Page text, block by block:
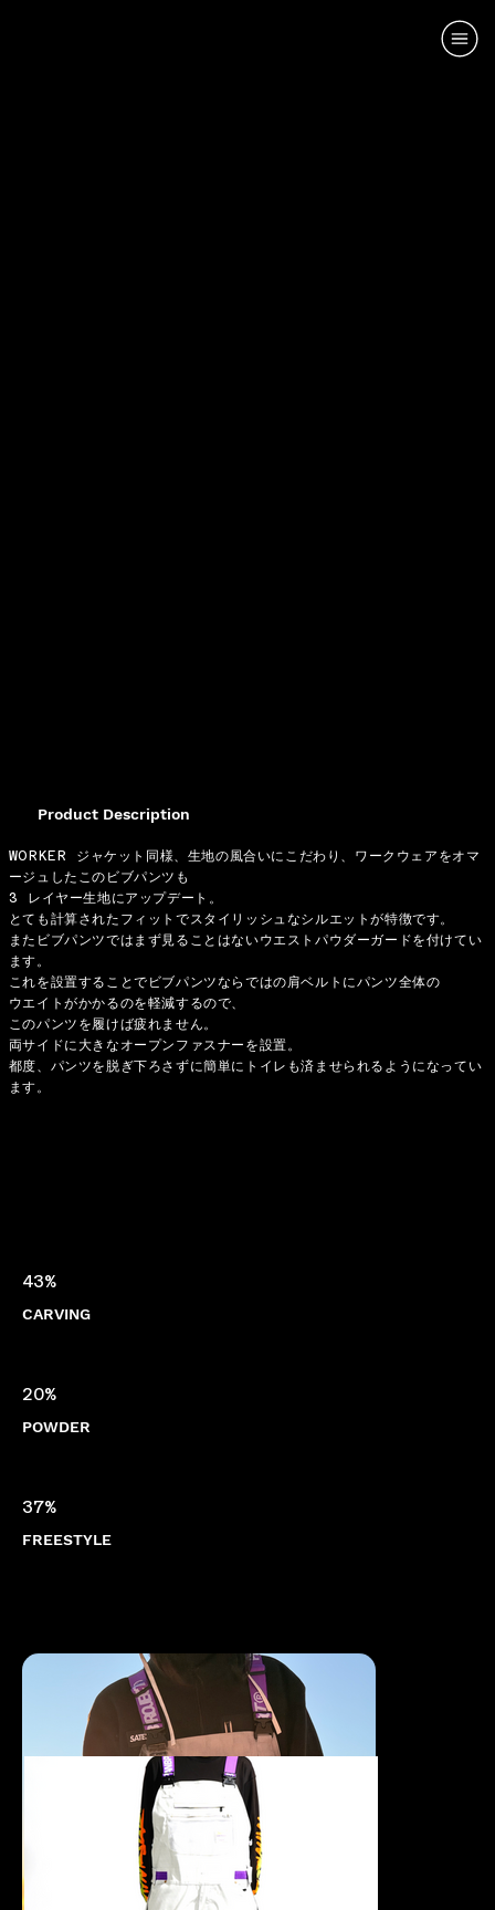
Product Description
WORKER ジャケット同様、生地の風合いにこだわり、ワークウェアをオマ
ージュしたこのビブパンツも
3 レイヤー生地にアップデート。
とても計算されたフィットでスタイリッシュなシルエットが特徴です。
またビブパンツではまず見ることはないウエストパウダーガードを付けてい
ます。
これを設置することでビブパンツならではの肩ベルトにパンツ全体の
ウエイトがかかるのを軽減するので、
このパンツを履けば疲れません。
両サイドに大きなオープンファスナーを設置。
都度、パンツを脱ぎ下ろさずに簡単にトイレも済ませられるようになってい
ます。
43%
CARVING
20%
POWDER
37%
FREESTYLE